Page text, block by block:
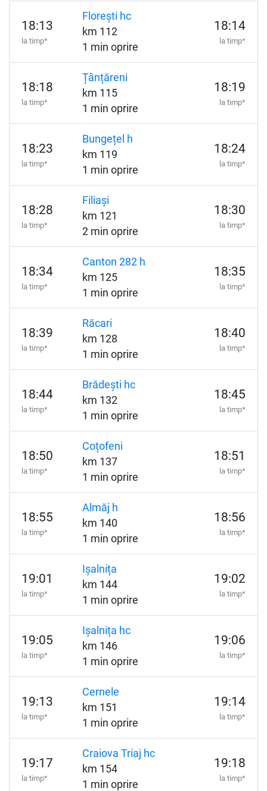
18:13
la timp*
Florești hc
km 112
1 min oprire
18:14
la timp*
18:18
la timp*
Țânțăreni
km 115
1 min oprire
18:19
la timp*
18:23
la timp*
Bungețel h
km 119
1 min oprire
18:24
la timp*
18:28
la timp*
Filiași
km 121
2 min oprire
18:30
la timp*
18:34
la timp*
Canton 282 h
km 125
1 min oprire
18:35
la timp*
18:39
la timp*
Răcari
km 128
1 min oprire
18:40
la timp*
18:44
la timp*
Brădești hc
km 132
1 min oprire
18:45
la timp*
18:50
la timp*
Coțofeni
km 137
1 min oprire
18:51
la timp*
18:55
la timp*
Almăj h
km 140
1 min oprire
18:56
la timp*
19:01
la timp*
Ișalnița
km 144
1 min oprire
19:02
la timp*
19:05
la timp*
Ișalnița hc
km 146
1 min oprire
19:06
la timp*
19:13
la timp*
Cernele
km 151
1 min oprire
19:14
la timp*
19:17
la timp*
Craiova Triaj hc
km 154
1 min oprire
19:18
la timp*